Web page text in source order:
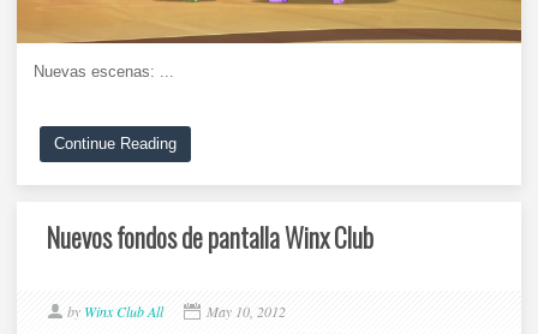
Nuevas escenas: ...
Continue Reading
Nuevos fondos de pantalla Winx Club
by Winx Club All May 10, 2012